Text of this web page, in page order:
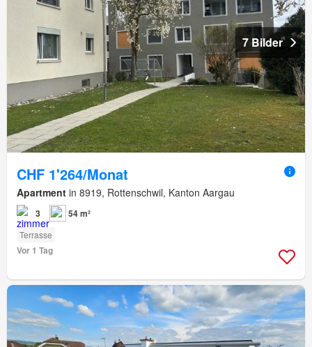
7 Bilder
CHF 1'264/Monat
Apartment in 8919, Rottenschwil, Kanton Aargau
3 54 m²
Terrasse
Vor 1 Tag